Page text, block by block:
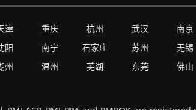
津 重庆 杭州 武汉 南京
阳 南宁 石家庄 苏州 无锡
州 温州 芜湖 东莞 佛山